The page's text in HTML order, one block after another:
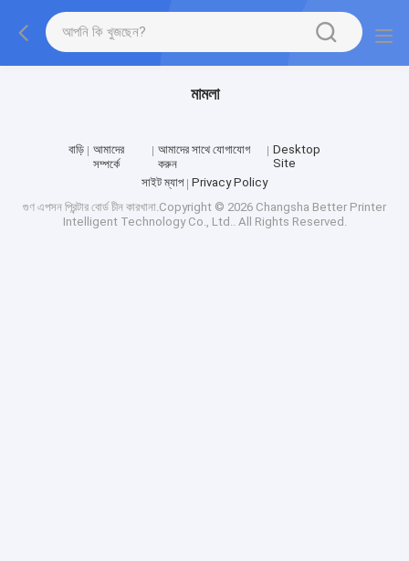
মামলা
বাড়ি
আমাদের
সম্পর্কে
আমাদের সাথে যোগাযোগ
করুন
Desktop
Site
সাইট ম্যাপ
Privacy Policy
গুণ এপসন প্রিন্টার বোর্ড চীন কারখানা.Copyright © 2026 Changsha Better Printer
Intelligent Technology Co., Ltd.. All Rights Reserved.